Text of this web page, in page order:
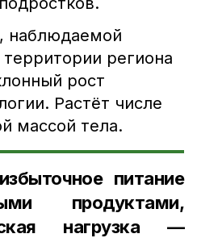
наблюдаемой
региона
рост
Растёт числе
массой тела.
питание
продуктами,
нагрузка —